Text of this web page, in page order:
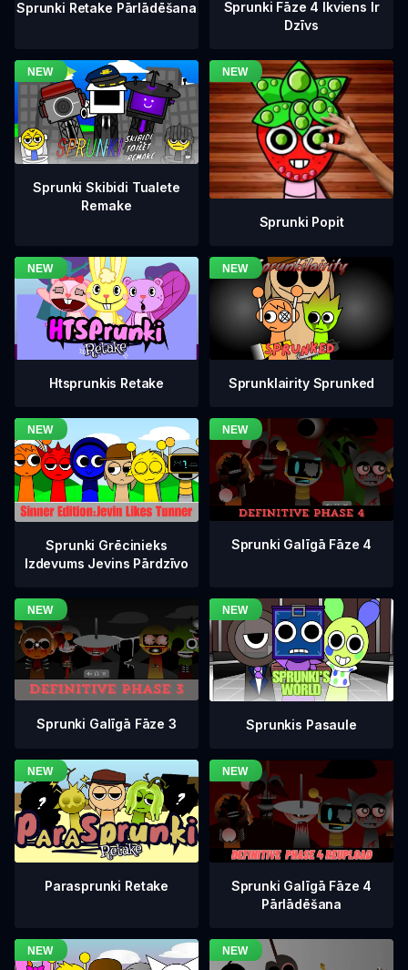
Sprunki Retake Pārlādēšana
Sprunki Fāze 4 Ikviens Ir
Dzīvs
Sprunki Skibidi Tualete
Remake
Sprunki Popit
Htsprunkis Retake Sprunklairity Sprunked
Sprunki Grēcinieks
Izdevums Jevins Pārdzīvo
Sprunki Galīgā Fāze 4
Sprunki Galīgā Fāze 3 Sprunkis Pasaule
Parasprunki Retake
Sprunki Galīgā Fāze 4
Pārlādēšana